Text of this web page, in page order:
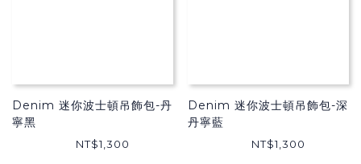
Denim 迷你波士頓吊飾包-丹
寧黑
NT$1,300
Denim 迷你波士頓吊飾包-深
丹寧藍
NT$1,300